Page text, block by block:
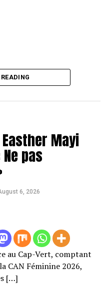
Mayi
pas
6, 2026
au Cap-Vert, comptant
CAN Féminine 2026,
[…]